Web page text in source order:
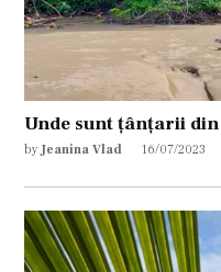
Unde sunt țânțarii din
by Jeanina Vlad 16/07/2023